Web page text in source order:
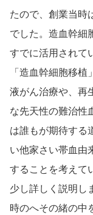
たので、創業当時
でした。造血幹細
すでに活用されて
「造血幹細胞移
液がん治療や、再
な先天性の難治性
は誰もが期待する
い他家さい帯血由
することを考えて
少し詳しく説明し
時のへその緒の中